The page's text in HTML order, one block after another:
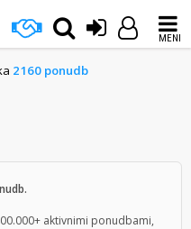
MENI
2160 ponudb
aktivnimi ponudbami,